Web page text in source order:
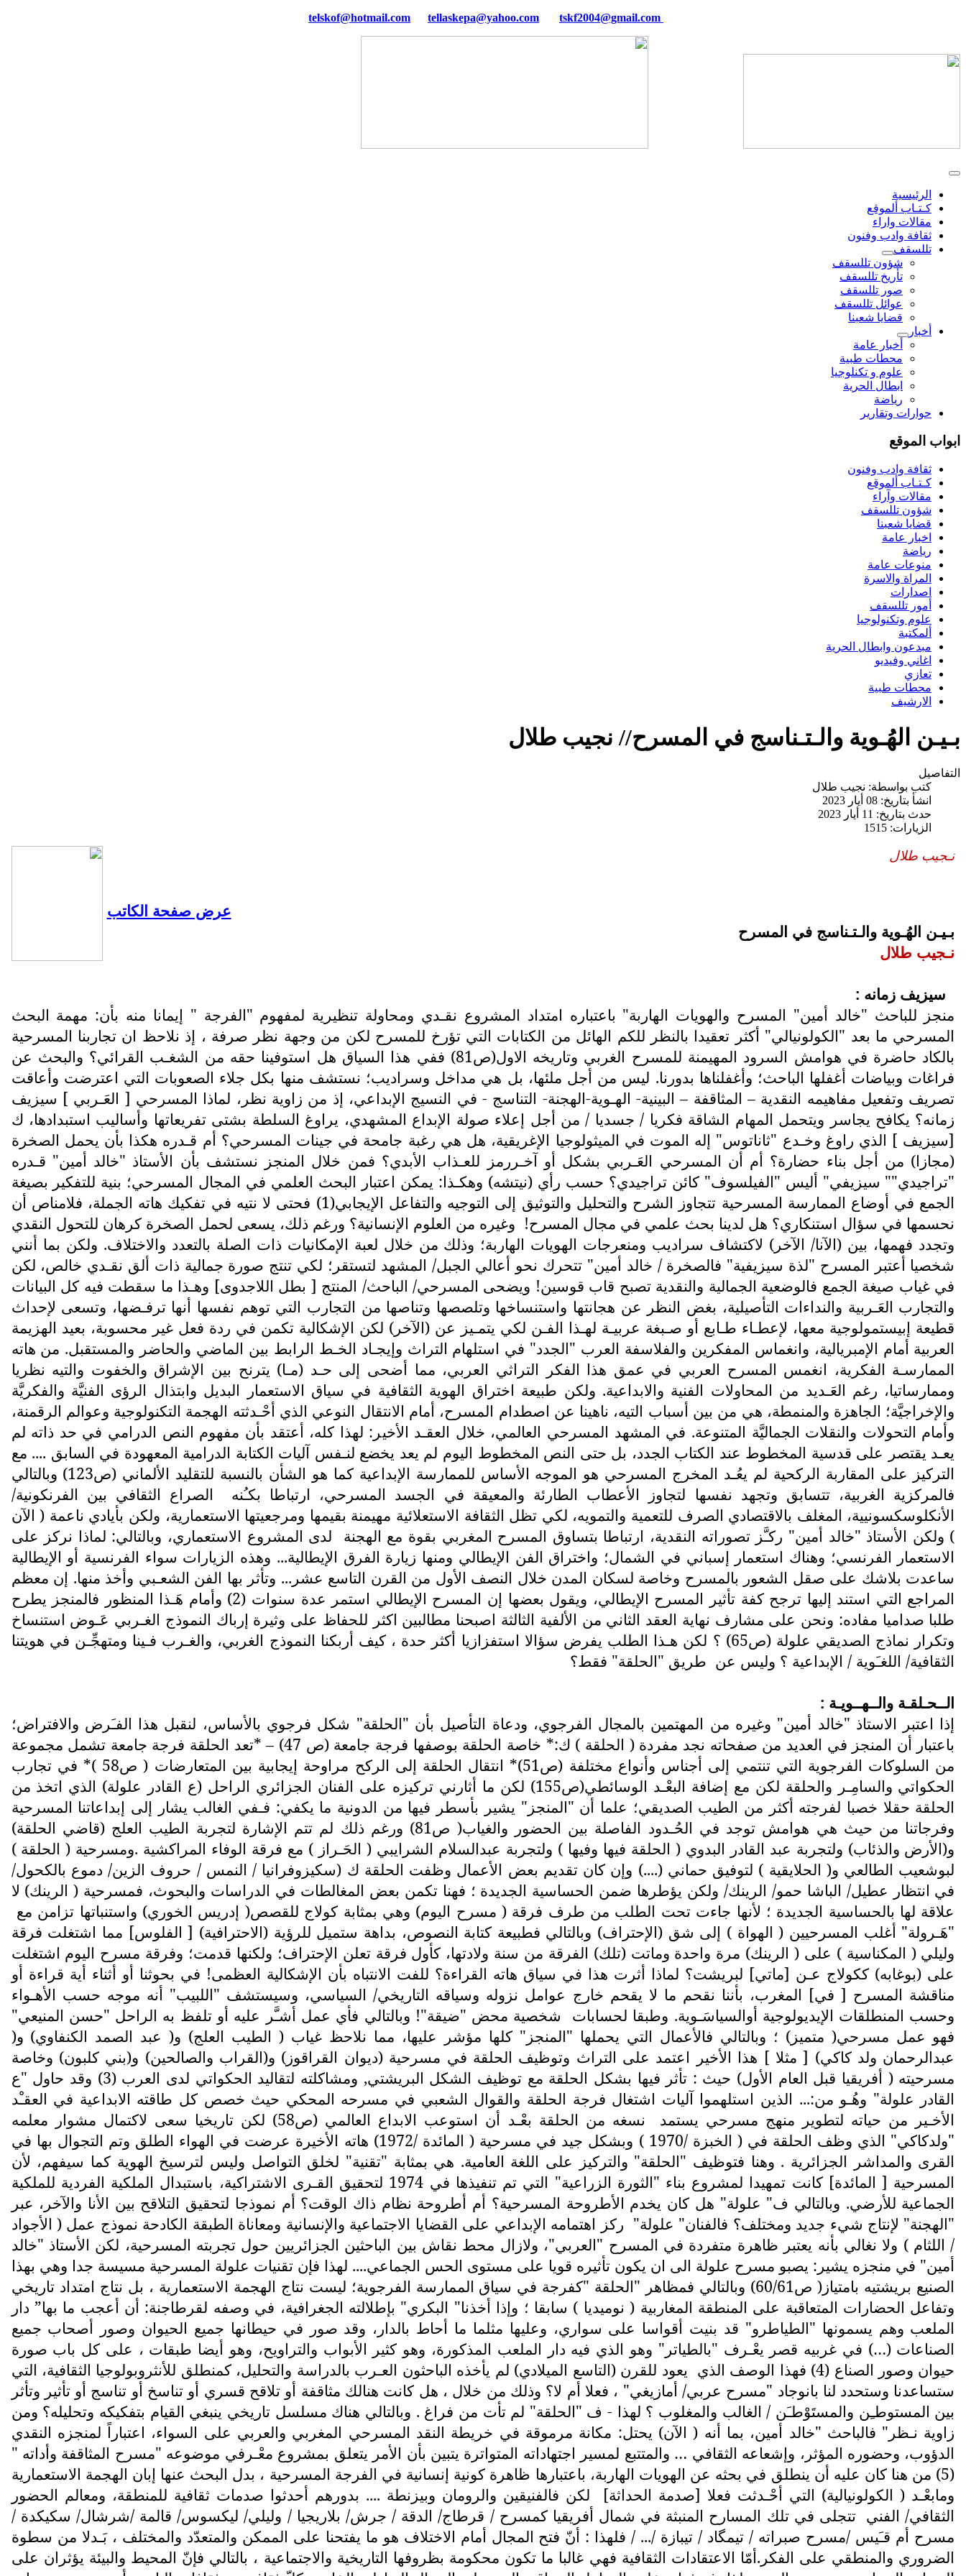
tellaskepa@yahoo.com tskf2004@gmail.com
الرئيسية
كـتـاب ألموقع
مقالات واراء
ثقافة وادب وفنون
تللسقف
شؤون تللسقف
تأريخ تللسقف
صور تللسقف
عوائل تللسقف
قضايا شعبنا
أخبار
أخبار عامة
محطات طبية
علوم و تکنلوجیا
ابطال الحرية
رياضة
حوارات وتقارير
ابواب الموقع
ثقافة وادب وفنون
كـتـاب ألموقع
مقالات وآراء
شؤون تللسقف
قضايا شعبنا
اخبار عامة
رياضة
منوعات عامة
المراة والاسرة
اصدارات
أمور تللسقف
علوم وتكنولوجيا
ألمكتبة
مبدعون وابطال الحرية
اغاني وفيديو
تعازي
محطات طبية
الارشيف
بـيـن الهُـوية والـتـناسج في المسرح// نجيب طلال
التفاصيل
كتب بواسطة: نجيب طلال
انشأ بتاريخ: 08 أيار 2023
حدث بتاريخ: 11 أيار 2023
الزيارات: 1515
نـجيب طلال
عرض صفحة الكاتب
بـيـن الهُـوية والـتـناسج في المسرح
نـجيب طلال
سيزيف زمانه :
منجز للباحث "خالد أمين" المسرح والهويات الهاربة" باعتباره امتداد المشروع نقـدي ومحاولة تنظيرية لمفهوم "الفرجة " إيمانا منه بأن: مهمة البحث
المسرحي ما بعد "الكولونيالي" أكثر تعقيدا بالنظر للكم الهائل من الكتابات التي تؤرخ للمسرح لكن من وجهة نظر صرفة ، إذ نلاحظ ان تجاربنا المسرحية
بالكاد حاضرة في هوامش السرود المهيمنة للمسرح الغربي وتاريخه الاول(ص81) ففي هذا السياق هل استوفينا حقه من الشغـب القرائي؟ والبحث عن
فراغات وبياضات أغفلها الباحث؛ وأغفلناها بدورنا. ليس من أجل ملئها، بل هي مداخل وسراديب؛ نستشف منها بكل جلاء الصعوبات التي اعترضت وأعاقت
تصريف وتفعيل مفاهيمه النقدية – المثاقفة – البينية- الهـوية-الهجنة- التناسج - في النسيج الإبداعي، إذ من زاوية نظر، لماذا المسرحي [ العَـربي ] سيزيف
زمانه؟ يكافح يجاسر ويتحمل المهام الشاقة فكريا / جسديا / من أجل إعلاء صولة الإبداع المشهدي، يراوغ السلطة بشتى تفريعاتها وأساليب استبدادها، ك
[سيزيف ] الذي راوغ وخـدع "ثاناتوس" إله الموت في الميثولوجيا الإغريقية، هل هي رغبة جامحة في جينات المسرحي؟ أم قـدره هكذا بأن يحمل الصخرة
(مجازا) من أجل بناء حضارة؟ أم أن المسرحي العَـربي بشكل أو آخـررمز للعـذاب الأبدي؟ فمن خلال المنجز نستشف بأن الأستاذ "خالد أمين" قـدره
"تراجيدي"" سيزيفي" أليس "الفيلسوف" كائن تراجيدي؟ حسب رأي (نيتشه) وهكـذا: يمكن اعتبار البحث العلمي في المجال المسرحي؛ بنية للتفكير بصيغة
الجمع في أوضاع الممارسة المسرحية تتجاوز الشرح والتحليل والتوثيق إلى التوجيه والتفاعل الإيجابي(1) فحتى لا نتيه في تفكيك هاته الجملة، فلامناص أن
نحسمها في سؤال استنكاري؟ هل لدينا بحث علمي في مجال المسرح! وغيره من العلوم الإنسانية؟ ورغم ذلك، يسعى لحمل الصخرة كرهان للتحول النقدي
وتجدد فهمها، بين (الآنا/ الآخر) لاكتشاف سراديب ومنعرجات الهويات الهاربة؛ وذلك من خلال لعبة الإمكانيات ذات الصلة بالتعدد والاختلاف. ولكن بما أنني
شخصيا أعتبر المسرح "لذة سيزيفية" فالصخرة / خالد أمين" تتحرك نحو أعالي الجبل/ المشهد لتستقر؛ لكي تنتج صورة جمالية ذات ألق نقـدي خالص، لكن
في غياب صيغة الجمع فالوضعية الجمالية والنقدية تصبح قاب قوسين! ويضحى المسرحي/ الباحث/ المنتج [ بطل اللاجدوى] وهـذا ما سقطت فيه كل البيانات
والتجارب العَـربية والنداءات التأصيلية، بغض النظر عن هجانتها واستنساخها وتلصصها وتناصها من التجارب التي توهم نفسها أنها ترفـضها، وتسعى لإحداث
قطيعة إبيستمولوجية معها، لإعطـاء طـابع أو صـبغة عربيـة لهـذا الفـن لكي يتمـيز عن (الآخر) لكن الإشكالية تكمن في ردة فعل غير محسوبة، بعيد الهزيمة
العربية أمام الإمبريالية، وانغماس المفكرين والفلاسفة العرب "الجدد" في استلهام التراث وإيجـاد الخـط الرابط بين الماضي والحاضر والمستقبل. من هاته
الممارسـة الفكرية، انغمس المسرح العربي في عمق هذا الفكر التراثي العربي، مما أضحى إلى حـد (مـا) يترنح بين الإشراق والخفوت والتيه نظريا
وممارساتيا، رغم العَـديد من المحاولات الفنية والابداعية. ولكن طبيعة اختراق الهوية الثقافية في سياق الاستعمار البديل وابتذال الرؤى الفنيَّة والفكريَّة
والإخراجيَّة؛ الجاهزة والمنمطة، هي من بين أسباب التيه، ناهينا عن اصطدام المسرح، أمام الانتقال النوعي الذي أحْـدثته الهجمة التكنولوجية وعوالم الرقمنة،
وأمام التحولات والنقلات الجماليَّة المتنوعة. في المشهد المسرحي العالمي، خلال العقـد الأخير: لهذا كله، أعتقد بأن مفهوم النص الدرامي في حد ذاته لم
يعـد يقتصر على قدسية المخطوط عند الكتاب الجدد، بل حتى النص المخطوط اليوم لم يعد يخضع لنـفس آليات الكتابة الدرامية المعهودة في السابق .... مع
التركيز على المقاربة الركحية لم يعُـد المخرج المسرحي هو الموجه الأساس للممارسة الإبداعية كما هو الشأن بالنسبة للتقليد الألماني (ص123) وبالتالي
فالمركزية الغربية، تتسابق وتجهد نفسها لتجاوز الأعطاب الطارئة والمعيقة في الجسد المسرحي، ارتباطا بكـُنه
الصراع الثقافي بين الفرنكونية/
الأنكلوسكسونيية، المغلف بالاقتصادي الصرف للتعمية والتمويه، لكي تظل الثقافة الاستعلائية مهيمنة بقيمها ومرجعيتها الاستعمارية، ولكن بأيادي ناعمة ( الآن
) ولكن الأستاذ "خالد أمين" ركـَّز تصوراته النقدية، ارتباطا بتساوق المسرح المغربي بقوة مع الهجنة
لدى المشروع الاستعماري، وبالتالي: لماذا نركز على
الاستعمار الفرنسي؛ وهناك استعمار إسباني في الشمال؛ واختراق الفن الإيطالي ومنها زيارة الفرق الإيطالية... وهذه الزيارات سواء الفرنسية أو الإيطالية
ساعدت بلاشك على صقل الشعور بالمسرح وخاصة لسكان المدن خلال النصف الأول من القرن التاسع عشر... وتأثر بها الفن الشعـبي وأخذ منها. إن معظم
المراجع التي استند إليها ترجح كفة تأثير المسرح الإيطالي، ويقول بعضها إن المسرح الإيطالي استمر عدة سنوات (2) وأمام هَـذا المنظور فالمنجز يطرح
طلبا صداميا مفاده: ونحن على مشارف نهاية العقد الثاني من الألفية الثالثة اصبحنا مطالبين اكثر للحفاظ على وثيرة إرباك النموذج الغـربي عَـوض استنساخ
وتكرار نماذج الصديقي علولة (ص65) ؟ لكن هـذا الطلب يفرض سؤالا استفزازيا أكثر حدة ، كيف أربكنا النموذج الغربي، والغـرب فـينا ومتهجِّـن في هويتنا
الثقافية/ اللغـَوية / الإبداعية ؟ وليس عن طريق "الحلقة" فقط؟
الــحـلقـة والــهــويـة :
إذا اعتبر الاستاذ "خالد أمين" وغيره من المهتمين بالمجال الفرجوي، ودعاة التأصيل بأن "الحلقة" شكل فرجوي بالأساس، لنقبل هذا الفـَرض والافتراض؛
باعتبار أن المنجز في العديد من صفحاته نجد مفردة ( الحلقة ) ك:* خاصة الحلقة بوصفها فرجة جامعة (ص 47) – *تعد الحلقة فرجة جامعة تشمل مجموعة
من السلوكات الفرجوية التي تنتمي إلى أجناس وأنواع مختلفة (ص51)* انتقال الحلقة إلى الركح مراوحة إيجابية بين المتعارضات ( ص58 )* في تجارب
الحكواتي والسامِـر والحلقة لكن مع إضافة البعْـد الوسائطي(ص155) لكن ما أثارني تركيزه على الفنان الجزائري الراحل (ع القادر علولة) الذي اتخذ من
الحلقة حقلا خصبا لفرجته أكثر من الطيب الصديقي؛ علما أن "المنجز" يشير بأسطر فيها من الدونية ما يكفي: فـفي الغالب يشار إلى إبداعاتنا المسرحية
وفرجاتنا من حيث هي هوامش توجد في الحُـدود الفاصلة بين الحضور والغياب( ص81) ورغم ذلك لم تتم الإشارة لتجربة الطيب العلج (قاضي الحلقة)
و(الأرض والذئاب) ولتجربة عبد القادر البدوي ( الحلقة فيها وفيها ) ولتجربة عبدالسلام الشرايبي ( الحَـراز ) مع فرقة الوفاء المراكشية .ومسرحية ( الحلقة )
لبوشعيب الطالعي و( الحلايقية ) لتوفيق حماني (....) وإن كان تقديم بعض الأعمال وظفت الحلقة ك (سكيزوفرانيا / النمس / حروف الزين/ دموع بالكحول/
في انتظار عطيل/ الباشا حمو/ الرينك/ ولكن يؤطرها ضمن الحساسية الجديدة ؛ فهنا تكمن بعض المغالطات في الدراسات والبحوث، فمسرحية ( الرينك) لا
علاقة لها بالحساسية الجديدة ؛ لأنها جاءت تحت الطلب من طرف فرقة ( مسرح اليوم) وهي بمثابة كولاج للقصص( إدريس الخوري) واستنباتها تزامن مع
"هَـرولة" أغلب المسرحيين ( الهواة ) إلى شق (الإحتراف) وبالتالي فطبيعة كتابة النصوص، بداهة ستميل للرؤية (الاحترافية) [ الفلوس] مما اشتغلت فرقة
وليلي ( المكناسية ) على ( الرينك) مرة واحدة وماتت (تلك) الفرقة من سنة ولادتها، كأول فرقة تعلن الإحتراف؛ ولكنها قدمت؛ وفرقة مسرح اليوم اشتغلت
على (بوغابه) ككولاج عـن [ماتي] لبريشت؟ لماذا أثرت هذا في سياق هاته القراءة؟ للفت الانتباه بأن الإشكالية العظمى! في بحوثنا أو أثناء أية قراءة أو
مناقشة المسرح [ في] المغرب، بأننا نقحم ما لا يقحم خارج عوامل نزوله وسياقه التاريخي/ السياسي، وسيستشف "اللبيب" أنه موجه حسب الأهـواء
وحسب المنطلقات الإيديولوجية أوالسياسَـوية. وطبقا لحسابات
شخصية محض "ضيقة"! وبالتالي فأي عمل أشـَّر عليه أو تلفظ به الراحل "حسن المنيعي"
فهو عمل مسرحي( متميز) ؛ وبالتالي فالأعمال التي يحملها "المنجز" كلها مؤشر عليها، مما نلاحظ غياب ( الطيب العلج) و( عبد الصمد الكنفاوي) و(
عبدالرحمان ولد كاكي) [ مثلا ] هذا الأخير اعتمد على التراث وتوظيف الحلقة في مسرحية (ديوان القراقوز) و(القراب والصالحين) و(بني كلبون) وخاصة
مسرحيته ( أفريقيا قبل العام الأول) حيث : تأثر فيها بشكل الحلقة مع توظيف الشكل البريشتي, ومشاكلته لتقاليد الحكواتي لدى العرب (3) وقد حاول "ع
القادر علولة" وهُـو من:... الذين استلهموا آليات اشتغال فرجة الحلقة والقوال الشعبي في مسرحه المحكي حيث خصص كل طاقته الابداعية في العقـْد
الأخـير من حياته لتطوير منهج مسرحي يستمد
نسغه من الحلقة بعْـد أن استوعب الابداع العالمي (ص58) لكن تاريخيا سعى لاكتمال مشوار معلمه
"ولدكاكي" الذي وظف الحلقة في ( الخبزة /1970 ) وبشكل جيد في مسرحية ( المائدة /1972) هاته الأخيرة عرضت في الهواء الطلق وتم التجوال بها في
القرى والمداشر الجزائرية . وهنا فتوظيف "الحلقة" والتركيز على اللغة العامية. هي بمثابة "تقنية" لخلق التواصل وليس لترسيخ الهوية كما سيفهم، لأن
المسرحية [ المائدة] كانت تمهيدا لمشروع بناء "الثورة الزراعية" التي تم تنفيذها في 1974 لتحقيق القـرى الاشتراكية، باستبدال الملكية الفردية للملكية
الجماعية للأرضي. وبالتالي ف" علولة" هل كان يخدم الأطروحة المسرحية؟ أم أطروحة نظام ذاك الوقت؟ أم نموذجا لتحقيق التلاقح بين الأنا والآخر، عبر
"الهجنة" لإنتاج شيء جديد ومختلف؟ فالفنان" علولة" ركز اهتمامه الإبداعي على القضايا الاجتماعية والإنسانية ومعاناة الطبقة الكادحة نموذج عمل ( الأجواد
/ اللثام ) ولا نغالي بأنه يعتبر ظاهرة متفردة في المسرح "العربي"، ولازال محط نقاش بين الباحثين الجزائريين حول تجربته المسرحية، لكن الأستاذ "خالد
أمين" في منجزه يشير: يصبو مسرح علولة الى ان يكون تأثيره قويا على مستوى الحس الجماعي.... لهذا فإن تقنيات علولة المسرحية مسيسة جدا وهي بهذا
الصنيع بريشتيه بامتياز( ص60/61) وبالتالي فمظاهر "الحلقة "كفرجة في سياق الممارسة الفرجوية؛ ليست نتاج الهجمة الاستعمارية ، بل نتاج امتداد تاريخي
وتفاعل الحضارات المتعاقبة على المنطقة المغاربية ( نوميديا ) سابقا ؛ وإذا أخذنا" البكري" بإطلالته الجغرافية، في وصفه لقرطاجنة: أن أعجب ما بها” دار
الملعب وهم يسمونها "الطياطرو" قد بنيت أقواسا على سواري، وعليها مثلما ما أحاط بالدار، وقد صور في حيطانها جميع الحيوان وصور أصحاب جميع
الصناعات (…) في غربيه قصر يعْـرف "بالطياتر" وهو الذي فيه دار الملعب المذكورة، وهو كثير الأبواب والتراويح، وهو أيضا طبقات ، على كل باب صورة
حيوان وصور الصناع (4) فهذا الوصف الذي
يعود للقرن (التاسع الميلادي) لم يأخذه الباحثون العـرب بالدراسة والتحليل، كمنطلق للأنثروبولوجيا الثقافية، التي
ستساعدنا وستحدد لنا بانوجاد "مسرح عربي/ أمازيغي" ، فعلا أم لا؟ وذلك من خلال ، هل كانت هنالك مثاقفة أو تلاقح قسري أو تناسخ أو تناسج أو تأثير وتأثر
بين المستوطـِن والمستَوْطـَن / الغالب والمغلوب ؟ لهذا - ف "الحلقة" لم تأت من فراغ . وبالتالي هناك مسلسل تاريخي ينبغي القيام بتفكيكه وتحليله؟ ومن
زاوية نـظر" فالباحث "خالد أمين، بما أنه ( الآن) يحتل: مكانة مرموقة في خريطة النقد المسرحي المغربي والعربي على السواء، اعتباراً لمنجزه النقدي
الدؤوب، وحضوره المؤثر، وإشعاعه الثقافي … والمتتبع لمسير اجتهاداته المتواترة يتبين بأن الأمر يتعلق بمشروع معْـرفي موضوعه "مسرح المثاقفة وأداته "
(5) من هنا كان عليه أن ينطلق في بحثه عن الهويات الهاربة، باعتبارها ظاهرة كونية إنسانية في الفرجة المسرحية ، بدل البحث عنها إبان الهجمة الاستعمارية
ومابعْـد ( الكولونيالية) التي أحْـدثت فعلا [صدمة الحداثة]
لكن فالفنيقين والرومان وبيزنطة .... بدورهم أحدثوا صدمات ثقافية للمنطقة، ومعالم الحضور
الثقافي/ الفني تتجلى في تلك المسارح المنبثة في شمال أفريقيا كمسرح / قرطاج/ الدقة / جرش/ بلاريجيا / وليلي/ ليكسوس/ قالمة /شرشال/ سكيكدة /
مسرح أم قـَيس /مسرح صبراته / تيمگاد / تيبازة /... / فلهذا : أنّ فتح المجال أمام الاختلاف هو ما يفتحنا على الممكن والمتعدّد والمختلف ، بَـدلا من سطوة
الضروري والمنطقي على الفكر.أمّا الاعتقادات الثقافية فهي غالبا ما تكون محكومة بظروفها التاريخية والاجتماعية ، بالتالي فإنّ المحيط والبيئة يؤثران على